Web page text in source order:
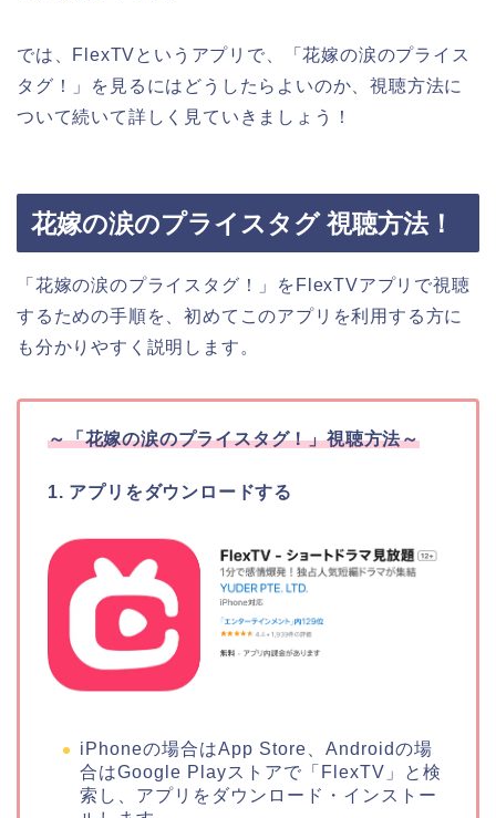
では、FlexTVというアプリで、
「花嫁の涙のプライス
タグ！」
を見るにはどうしたらよいのか、視聴方法に
ついて続いて詳しく見ていきましょう！
花嫁の涙のプライスタグ 視聴方法！
「花嫁の涙のプライスタグ！」
をFlexTVアプリで視聴
するための手順を、初めてこのアプリを利用する方に
も分かりやすく説明します。
～「花嫁の涙のプライスタグ！」視聴方法～
1. アプリをダウンロードする
iPhoneの場合はApp Store、Androidの場
合はGoogle Playストアで「FlexTV」と検
索し、アプリをダウンロード・インストー